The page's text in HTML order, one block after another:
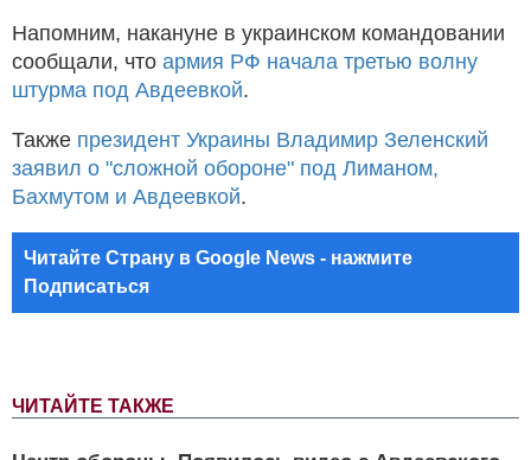
ЧИТАЙТЕ ТАКЖЕ
Напомним, накануне в украинском командовании
сообщали, что армия РФ начала третью волну
штурма под Авдеевкой.
Также президент Украины Владимир Зеленский
заявил о "сложной обороне" под Лиманом,
Бахмутом и Авдеевкой.
Читайте Страну в Google News - нажмите
Подписаться